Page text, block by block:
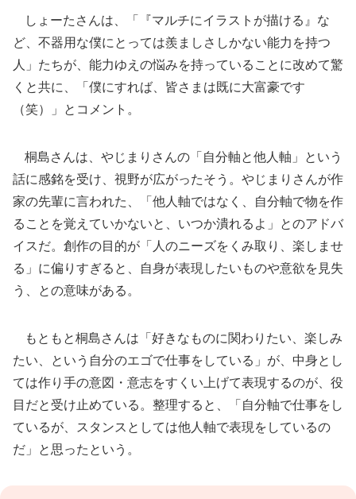
しょーたさんは、「『マルチにイラストが描ける』な
ど、不器用な僕にとっては羨ましさしかない能力を持つ
人」たちが、能力ゆえの悩みを持っていることに改めて驚
くと共に、「僕にすれば、皆さまは既に大富豪です
（笑）」とコメント。
桐島さんは、やじまりさんの「自分軸と他人軸」という
話に感銘を受け、視野が広がったそう。やじまりさんが作
家の先輩に言われた、「他人軸ではなく、自分軸で物を作
ることを覚えていかないと、いつか潰れるよ」とのアドバ
イスだ。創作の目的が「人のニーズをくみ取り、楽しませ
る」に偏りすぎると、自身が表現したいものや意欲を見失
う、との意味がある。
もともと桐島さんは「好きなものに関わりたい、楽しみ
たい、という自分のエゴで仕事をしている」が、中身とし
ては作り手の意図・意志をすくい上げて表現するのが、役
目だと受け止めている。整理すると、「自分軸で仕事をし
ているが、スタンスとしては他人軸で表現をしているの
だ」と思ったという。